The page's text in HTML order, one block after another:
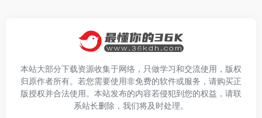
本站大部分下载资源收集于网络，只做学习和交流使用，版权
归原作者所有。若您需要使用非免费的软件或服务，请购买正
版授权并合法使用。本站发布的内容若侵犯到您的权益，请联
系站长删除，我们将及时处理。